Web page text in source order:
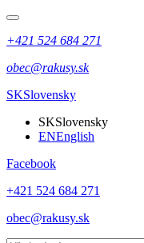
+421 524 684 271
obec@rakusy.sk
SKSlovensky
SKSlovensky
ENEnglish
Facebook
+421 524 684 271
obec@rakusy.sk